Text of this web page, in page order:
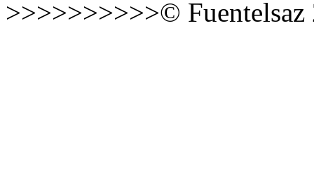
>>>>>>>>>>© Fuentelsaz